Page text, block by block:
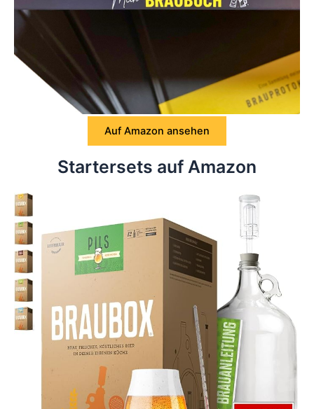
Auf Amazon ansehen
Startersets auf Amazon